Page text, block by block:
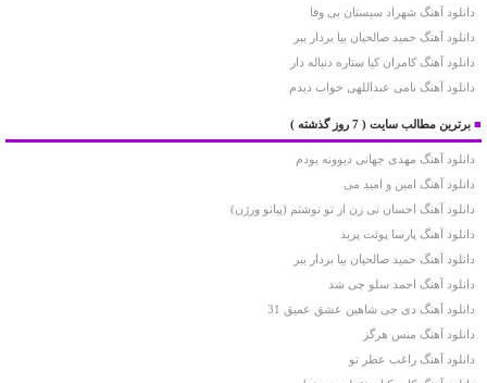
دانلود آهنگ شهراد سیستان بی وفا
دانلود آهنگ حمید صالحیان بیا بردار ببر
دانلود آهنگ کامران کیا ستاره دنباله دار
دانلود آهنگ نامی عبداللهی خواب دیدم
■ برترین مطالب سایت ( 7 روز گذشته )
دانلود آهنگ مهدی جهانی دیوونه بودم
دانلود آهنگ امین و امید می
دانلود آهنگ احسان نی زن از تو نوشتم (پیانو ورژن)
دانلود آهنگ پارسا پوئت پرید
دانلود آهنگ حمید صالحیان بیا بردار ببر
دانلود آهنگ احمد سلو چی شد
دانلود آهنگ دی جی شاهین عشق عمیق 31
دانلود آهنگ منس هرگز
دانلود آهنگ راغب عطر تو